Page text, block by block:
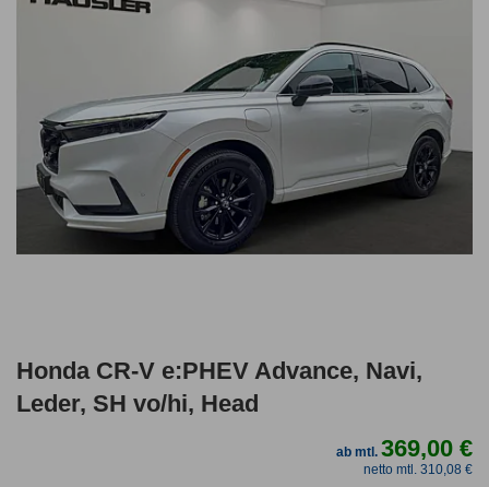
Honda CR-V e:PHEV Advance, Navi,
Leder, SH vo/hi, Head
ab mtl.369,00 €
netto mtl. 310,08 €